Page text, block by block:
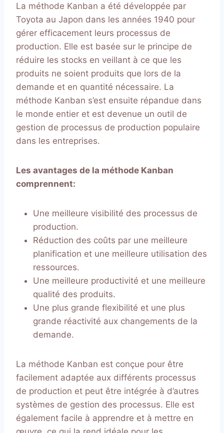
La méthode Kanban a été développée par
Toyota au Japon dans les années 1940 pour
gérer efficacement leurs processus de
production. Elle est basée sur le principe de
réduire les stocks en veillant à ce que les
produits ne soient produits que lors de la
demande et en quantité nécessaire. La
méthode Kanban s’est ensuite répandue dans
le monde entier et est devenue un outil de
gestion de processus de production populaire
dans les entreprises.
Les avantages de la méthode Kanban
comprennent:
Une meilleure visibilité des processus de
production.
Réduction des coûts par une meilleure
planification et une meilleure utilisation des
ressources.
Une meilleure productivité et une meilleure
qualité des produits.
Une plus grande flexibilité et une plus
grande réactivité aux changements de la
demande.
La méthode Kanban est conçue pour être
facilement adaptée aux différents processus
de production et peut être intégrée à d’autres
systèmes de gestion des processus. Elle est
également facile à apprendre et à mettre en